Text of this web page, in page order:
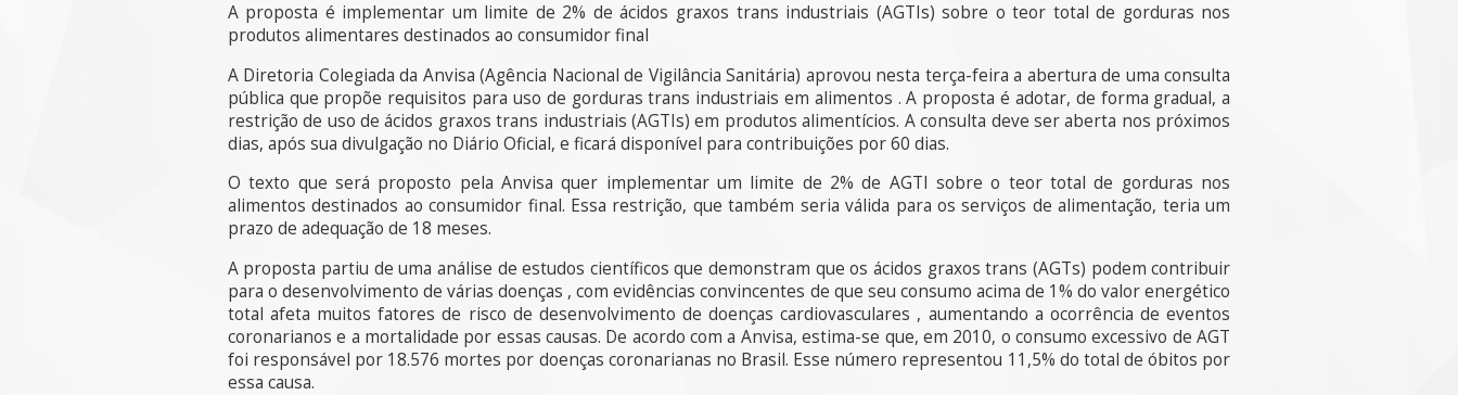
A proposta é implementar um limite de 2% de ácidos graxos trans industriais (AGTIs) sobre o teor total de gorduras nos
produtos alimentares destinados ao consumidor final
A Diretoria Colegiada da Anvisa (Agência Nacional de Vigilância Sanitária) aprovou nesta terça-feira a abertura de uma consulta
pública que propõe requisitos para uso de gorduras trans industriais em alimentos . A proposta é adotar, de forma gradual, a
restrição de uso de ácidos graxos trans industriais (AGTIs) em produtos alimentícios. A consulta deve ser aberta nos próximos
dias, após sua divulgação no Diário Oficial, e ficará disponível para contribuições por 60 dias.
O texto que será proposto pela Anvisa quer implementar um limite de 2% de AGTI sobre o teor total de gorduras nos
alimentos destinados ao consumidor final. Essa restrição, que também seria válida para os serviços de alimentação, teria um
prazo de adequação de 18 meses.
A proposta partiu de uma análise de estudos científicos que demonstram que os ácidos graxos trans (AGTs) podem contribuir
para o desenvolvimento de várias doenças , com evidências convincentes de que seu consumo acima de 1% do valor energético
total afeta muitos fatores de risco de desenvolvimento de doenças cardiovasculares , aumentando a ocorrência de eventos
coronarianos e a mortalidade por essas causas. De acordo com a Anvisa, estima-se que, em 2010, o consumo excessivo de AGT
foi responsável por 18.576 mortes por doenças coronarianas no Brasil. Esse número representou 11,5% do total de óbitos por
essa causa.